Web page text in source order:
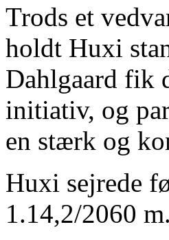
Trods et
holdt Huxi
Dahlgaard fik
initiativ, og
en stærk og
Huxi sejrede
1.14,2/2060